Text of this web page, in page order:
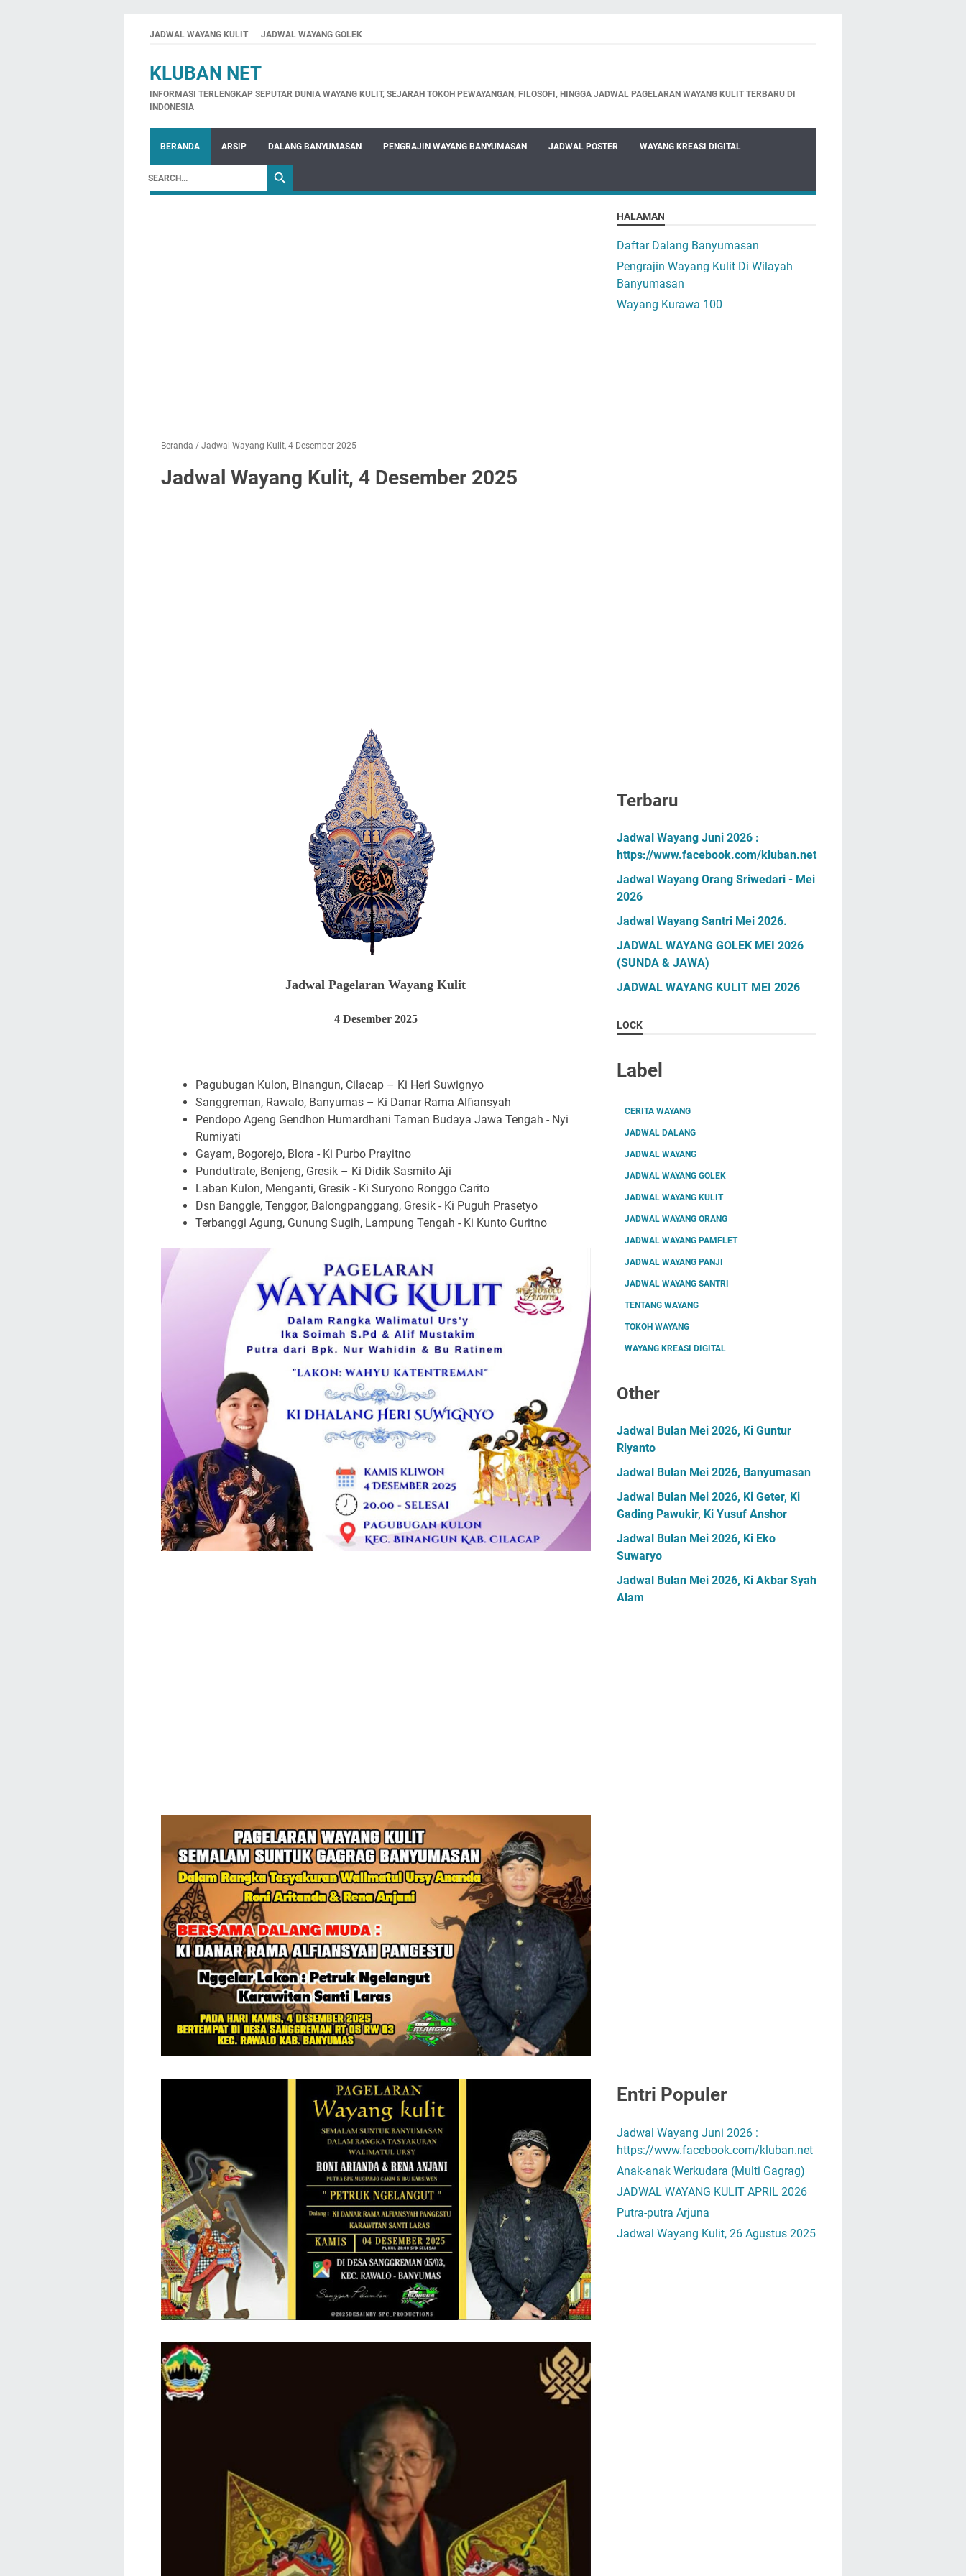
JADWAL WAYANG KULIT JADWAL WAYANG GOLEK
KLUBAN NET
INFORMASI TERLENGKAP SEPUTAR DUNIA WAYANG KULIT, SEJARAH TOKOH PEWAYANGAN, FILOSOFI, HINGGA JADWAL PAGELARAN WAYANG KULIT TERBARU DI
INDONESIA
BERANDA ARSIP DALANG BANYUMASAN PENGRAJIN WAYANG BANYUMASAN JADWAL POSTER WAYANG KREASI DIGITAL
Beranda / Jadwal Wayang Kulit, 4 Desember 2025
Jadwal Wayang Kulit, 4 Desember 2025
Jadwal Pagelaran Wayang Kulit
4 Desember 2025
Pagubugan Kulon, Binangun, Cilacap – Ki Heri Suwignyo
Sanggreman, Rawalo, Banyumas – Ki Danar Rama Alfiansyah
Pendopo Ageng Gendhon Humardhani Taman Budaya Jawa Tengah - Nyi
Rumiyati
Gayam, Bogorejo, Blora - Ki Purbo Prayitno
Punduttrate, Benjeng, Gresik – Ki Didik Sasmito Aji
Laban Kulon, Menganti, Gresik - Ki Suryono Ronggo Carito
Dsn Banggle, Tenggor, Balongpanggang, Gresik - Ki Puguh Prasetyo
Terbanggi Agung, Gunung Sugih, Lampung Tengah - Ki Kunto Guritno
HALAMAN
Daftar Dalang Banyumasan
Pengrajin Wayang Kulit Di Wilayah
Banyumasan
Wayang Kurawa 100
Terbaru
Jadwal Wayang Juni 2026 :
https://www.facebook.com/kluban.net
Jadwal Wayang Orang Sriwedari - Mei
2026
Jadwal Wayang Santri Mei 2026.
JADWAL WAYANG GOLEK MEI 2026
(SUNDA & JAWA)
JADWAL WAYANG KULIT MEI 2026
LOCK
Label
CERITA WAYANG
JADWAL DALANG
JADWAL WAYANG
JADWAL WAYANG GOLEK
JADWAL WAYANG KULIT
JADWAL WAYANG ORANG
JADWAL WAYANG PAMFLET
JADWAL WAYANG PANJI
JADWAL WAYANG SANTRI
TENTANG WAYANG
TOKOH WAYANG
WAYANG KREASI DIGITAL
Other
Jadwal Bulan Mei 2026, Ki Guntur
Riyanto
Jadwal Bulan Mei 2026, Banyumasan
Jadwal Bulan Mei 2026, Ki Geter, Ki
Gading Pawukir, Ki Yusuf Anshor
Jadwal Bulan Mei 2026, Ki Eko
Suwaryo
Jadwal Bulan Mei 2026, Ki Akbar Syah
Alam
Entri Populer
Jadwal Wayang Juni 2026 :
https://www.facebook.com/kluban.net
Anak-anak Werkudara (Multi Gagrag)
JADWAL WAYANG KULIT APRIL 2026
Putra-putra Arjuna
Jadwal Wayang Kulit, 26 Agustus 2025